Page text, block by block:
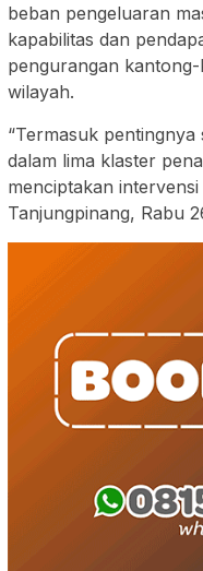
beban pengeluaran
kapabilitas dan
pengurangan
wilayah.
“Termasuk
dalam lima klaster
menciptakan
Tanjungpinang, Rabu